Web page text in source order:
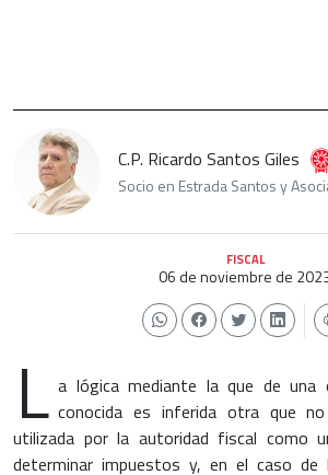
C.P. Ricardo Santos Giles
Socio en Estrada Santos y
FISCAL
06 de noviembre de
L a lógica mediante la que de una
conocida es inferida otra que
utilizada por la autoridad fiscal como
determinar impuestos y, en el caso de